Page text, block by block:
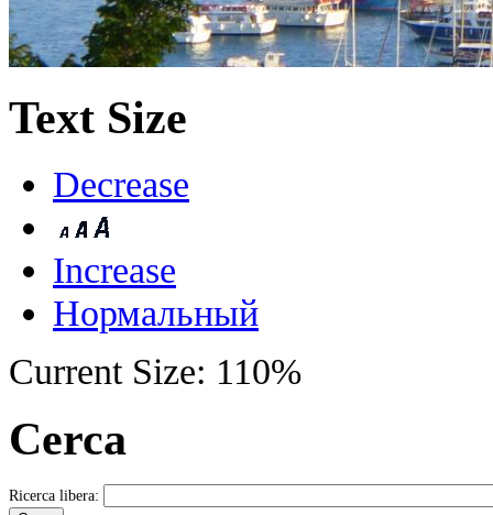
Text Size
Decrease
Increase
Нормальный
Current Size: 110%
Cerca
Ricerca libera: